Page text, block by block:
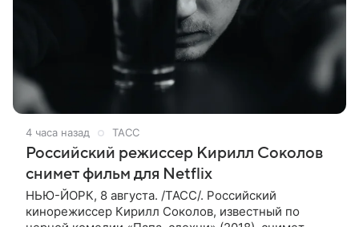
4 часа назад ТАСС
Российский режиссер Кирилл Соколов
снимет фильм для Netflix
НЬЮ-ЙОРК, 8 августа. /ТАСС/. Российский
кинорежиссер Кирилл Соколов, известный по